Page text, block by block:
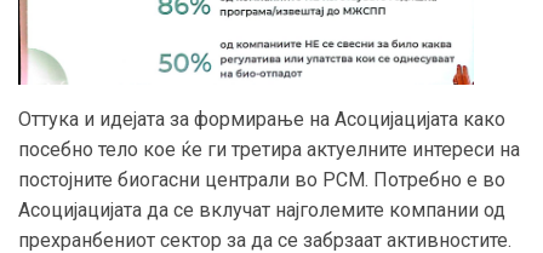
Оттука и идејата за формирање на Асоцијацијата како
посебно тело кое ќе ги третира актуелните интереси на
постојните биогасни централи во РСМ. Потребно е во
Асоцијацијата да се вклучат најголемите компании од
прехранбениот сектор за да се забрзаат активностите.